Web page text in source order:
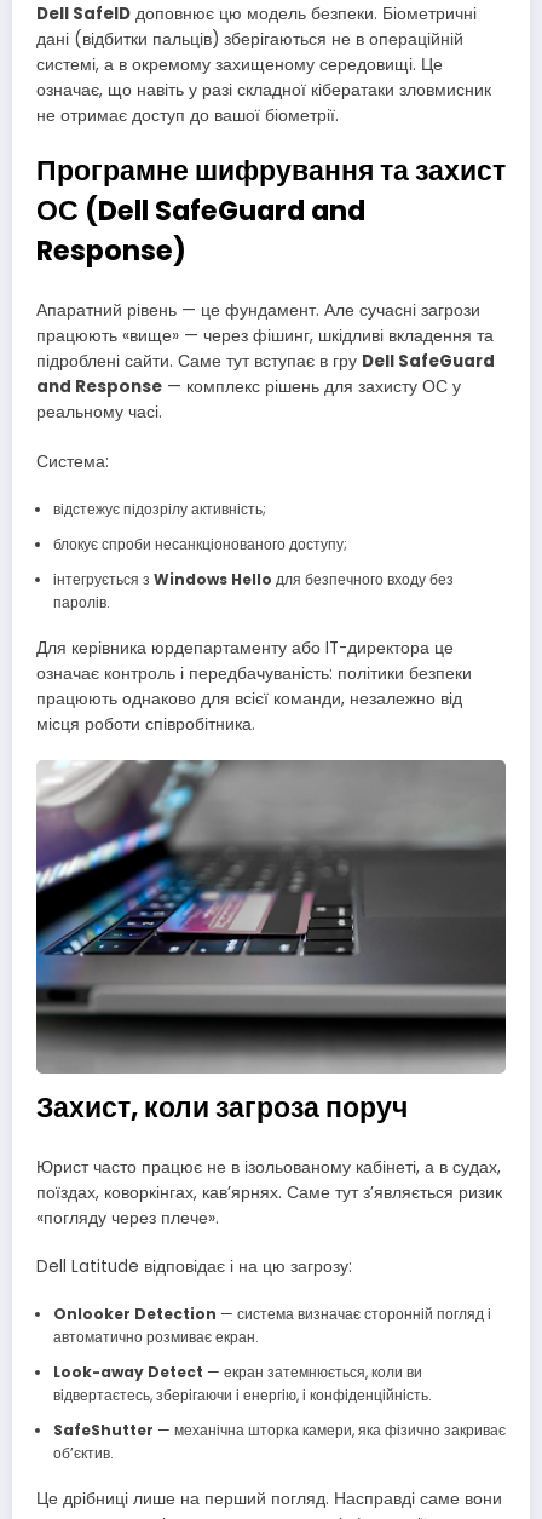
Dell SafeID доповнює цю модель безпеки. Біометричні
дані (відбитки пальців) зберігаються не в операційній
системі, а в окремому захищеному середовищі. Це
означає, що навіть у разі складної кібератаки зловмисник
не отримає доступ до вашої біометрії.
Програмне шифрування та захист
ОС (Dell SafeGuard and
Response)
Апаратний рівень — це фундамент. Але сучасні загрози
працюють «вище» — через фішинг, шкідливі вкладення та
підроблені сайти. Саме тут вступає в гру Dell SafeGuard
and Response — комплекс рішень для захисту ОС у
реальному часі.
Система:
відстежує підозрілу активність;
блокує спроби несанкціонованого доступу;
інтегрується з Windows Hello для безпечного входу без
паролів.
Для керівника юрдепартаменту або IT-директора це
означає контроль і передбачуваність: політики безпеки
працюють однаково для всієї команди, незалежно від
місця роботи співробітника.
Захист, коли загроза поруч
Юрист часто працює не в ізольованому кабінеті, а в судах,
поїздах, коворкінгах, кав’ярнях. Саме тут з’являється ризик
«погляду через плече».
Dell Latitude відповідає і на цю загрозу:
Onlooker Detection — система визначає сторонній погляд і
автоматично розмиває екран.
Look-away Detect — екран затемнюється, коли ви
відвертаєтесь, зберігаючи і енергію, і конфіденційність.
SafeShutter — механічна шторка камери, яка фізично закриває
об’єктив.
Це дрібниці лише на перший погляд. Насправді саме вони